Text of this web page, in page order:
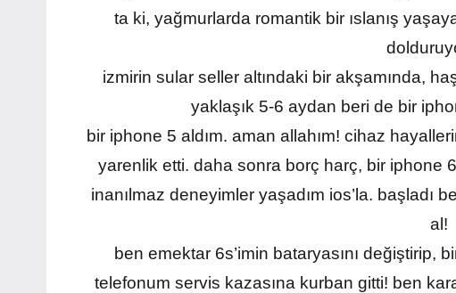
ta ki, yağmurlarda romantik bir ıslanış
izmirin sular seller altındaki bir akşamında,
yaklaşık 5-6 aydan beri de bir
bir iphone 5 aldım. aman allahım! cihaz
yarenlik etti. daha sonra borç harç, bir iphone
inanılmaz deneyimler yaşadım ios’la. başladı
al!
ben emektar 6s’imin bataryasını değiştirip,
telefonum servis kazasına kurban gitti! ben